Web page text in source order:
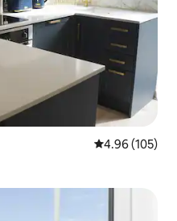
Penarafan
4.96 (105)